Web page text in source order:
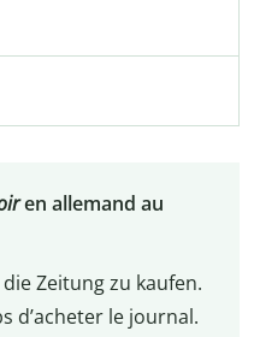
en allemand au
die Zeitung zu kaufen.
d’acheter le journal.